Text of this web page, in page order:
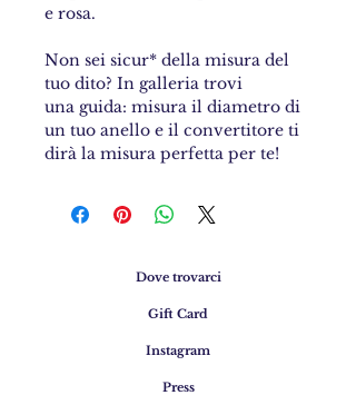
e rosa.
Non sei sicur* della misura del
tuo dito? In galleria trovi
una guida: misura il diametro di
un tuo anello e il convertitore ti
dirà la misura perfetta per te!
Dove trovarci
Gift Card
Instagram
Press